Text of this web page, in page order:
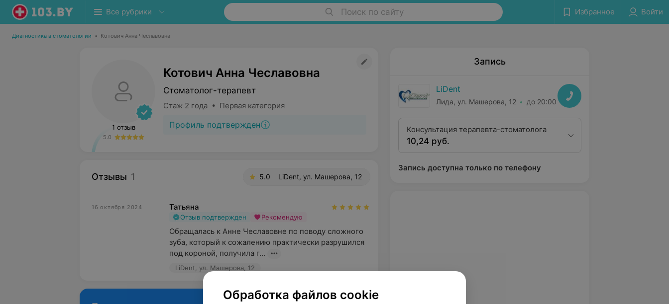
Все рубрики Поиск по сайту Избранное Войти
Диагностика в стоматологии • Котович Анна Чеславовна
1 отзыв
5.0
Котович Анна Чеславовна
Стоматолог-терапевт
Стаж 2 года • Первая категория
Профиль подтвержден
Отзывы 1 5.0 LiDent, ул. Машерова, 12
16 октября 2024 Татьяна
Отзыв подтвержден Рекомендую
Обращалась к Анне Чеславовне по поводу сложного
зуба, который к сожалению практически разрушился
под короной, получила г...
LiDent, ул. Машерова, 12
Запись
LiDent
Лида, ул. Машерова, 12 до 20:00
Консультация терапевта-стоматолога
10,24 руб.
Запись доступна только по телефону
Обработка файлов cookie